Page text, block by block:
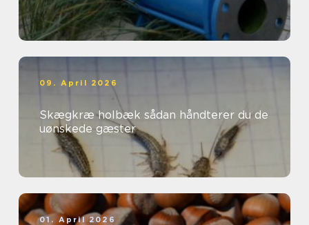
09. April 2026
Skægkræ holbæk sådan håndterer du de
uønskede gæster
01. April 2026